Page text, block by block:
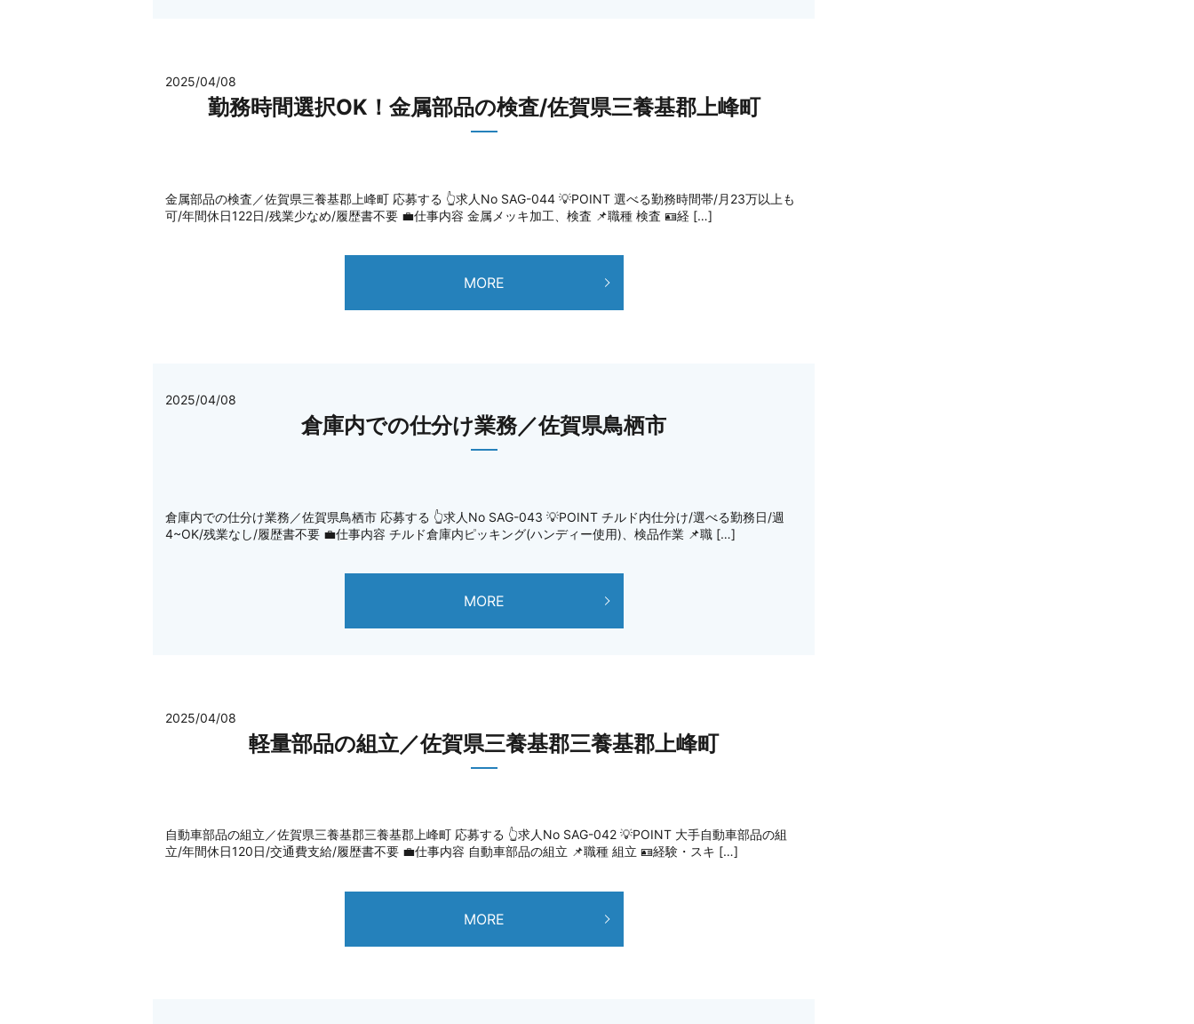
2025/04/08
勤務時間選択OK！金属部品の検査/佐賀県三養基郡上峰町
金属部品の検査／佐賀県三養基郡上峰町 応募する 👆求人No SAG-044 💡POINT 選べる勤務時間帯/月23万以上も
可/年間休日122日/残業少なめ/履歴書不要 💼仕事内容 金属メッキ加工、検査 📌職種 検査 🪪経 […]
MORE
2025/04/08
倉庫内での仕分け業務／佐賀県鳥栖市
倉庫内での仕分け業務／佐賀県鳥栖市 応募する 👆求人No SAG-043 💡POINT チルド内仕分け/選べる勤務日/週
4~OK/残業なし/履歴書不要 💼仕事内容 チルド倉庫内ピッキング(ハンディー使用)、検品作業 📌職 […]
MORE
2025/04/08
軽量部品の組立／佐賀県三養基郡三養基郡上峰町
自動車部品の組立／佐賀県三養基郡三養基郡上峰町 応募する 👆求人No SAG-042 💡POINT 大手自動車部品の組
立/年間休日120日/交通費支給/履歴書不要 💼仕事内容 自動車部品の組立 📌職種 組立 🪪経験・スキ […]
MORE